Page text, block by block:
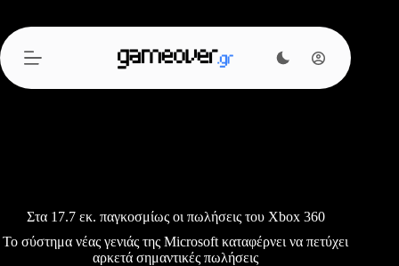
περιεχόμενο
Στα 17.7 εκ. παγκοσμίως οι πωλήσεις του Xbox 360
Το σύστημα νέας γενιάς της Microsoft καταφέρνει να πετύχει
αρκετά σημαντικές πωλήσεις